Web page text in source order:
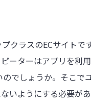
クラスのECサイトで
ーターはアプリを利用
でしょうか。そこで
いようにする必要が